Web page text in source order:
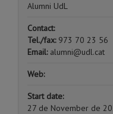
Alumni UdL
Contact:
Tel./fax:973 70 23 56
Email:alumni@udl.cat
Web:
Start date:
27 de November de